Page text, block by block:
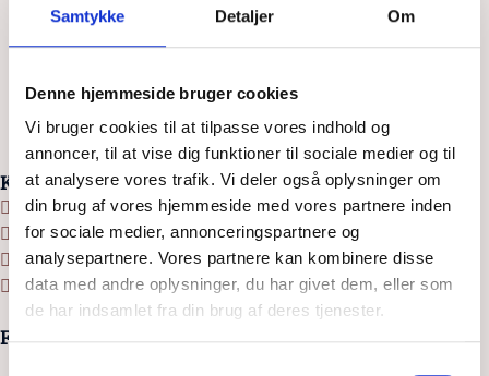
Samtykke Detaljer Om
Denne hjemmeside bruger cookies
Vi bruger cookies til at tilpasse vores indhold og
annoncer, til at vise dig funktioner til sociale medier og til
at analysere vores trafik. Vi deler også oplysninger om
din brug af vores hjemmeside med vores partnere inden
for sociale medier, annonceringspartnere og
analysepartnere. Vores partnere kan kombinere disse
data med andre oplysninger, du har givet dem, eller som
de har indsamlet fra din brug af deres tjenester.
Kontakt os
+45 7020 8055
kursus@softworld.dk
CVR : 32666396
Persondatapolitik
Find Softworld